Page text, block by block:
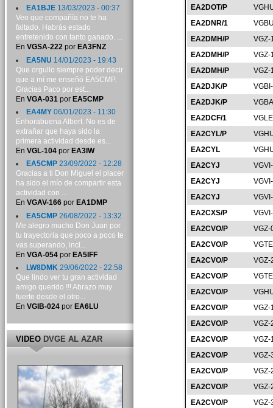
EA2DOT/P
EA2DNR/1
EA2DMH/P
VGZ-
EA2DMH/P
VGZ-
EA2DMH/P
VGZ-
EA2DJK/P
EA2DJK/P
EA2DCF/1
EA2CYL/P
EA2CYL
EA2CYJ
EA2CYJ
EA2CYJ
EA2CXS/P
EA2CVO/P
VGZ-
EA2CVO/P
EA2CVO/P
VGZ-
EA2CVO/P
EA2CVO/P
EA2CVO/P
VGZ-
EA2CVO/P
VGZ-
EA2CVO/P
VGZ-
EA2CVO/P
VGZ-
EA2CVO/P
VGZ-
EA2CVO/P
VGZ-
EA2CVO/P
VGZ-
EA1BJE13/03/2023 - 00:37
Veo que compañía no te ha
faltado. Habrás estado
entretenido con tanto ganado. ...
En VGSA-222por EA3FNZ
EA5NU 14/01/2023 - 19:43
Que orgullo siempre poder decir
que a mí me enseñó EA5CMP.
Gracias Paco por est...
En VGA-031 por EA5CMP
EA4MY06/01/2023 - 11:30
Enhorabuena Albert. No es de
extrañar que haya sido la
primera actividad desde es...
En VGL-104por EA3IW
EA5CMP23/09/2022 - 12:28
Gracias a ti Don Miguel el placer
ha sido el mío de compartir esta
actividad con ...
En VGAV-166por EA1DMP
EA5CMP26/08/2022 - 13:32
Me alegro mucho Don Juan por
tu trayectoria que poco a poco te
vas superando, incl...
En VGA-054por EA5IFF
LW8DMK29/06/2022 - 22:58
Que lindo ver tu gran actividad
amigo querido !!! Abrazo muy
fuerte desde el otro...
En VGIB-024por EA6LU
VIDEODVGE AL AZAR